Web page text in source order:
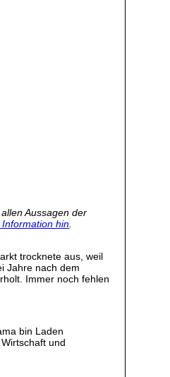
Aussagen der
hin
trocknete aus, weil
Jahre nach dem
Immer noch fehlen
bin Laden
und